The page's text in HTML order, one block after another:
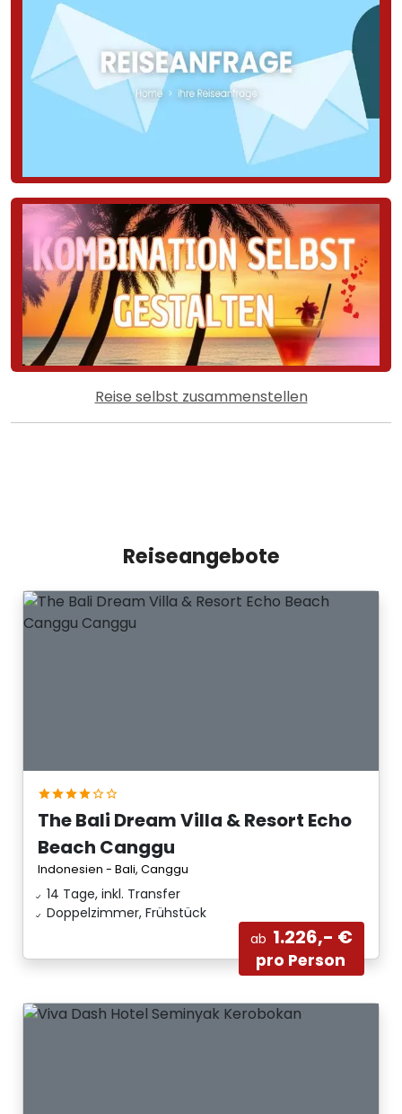
Reise selbst zusammenstellen
Reiseangebote
The Bali Dream Villa & Resort Echo
Beach Canggu
Indonesien - Bali, Canggu
14 Tage, inkl. Transfer
Doppelzimmer, Frühstück
ab 1.226,- €
pro Person